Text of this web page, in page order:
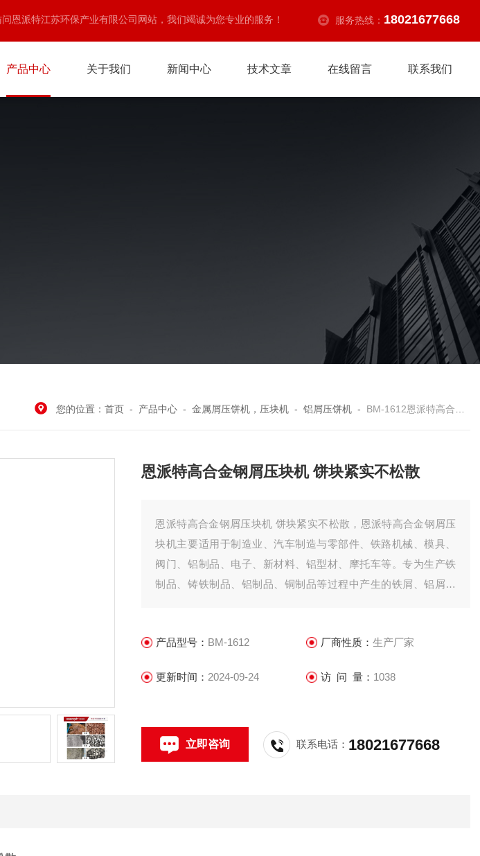
恩派特江苏环保产业有限公司网站，我们竭诚为您专业的服务！ 服务热线： 18021677668
产品中心 关于我们 新闻中心 技术文章 在线留言 联系我们
您的位置：首页 - 产品中心 -金属屑压饼机，压块机 -铝屑压饼机 - BM-1612恩派特高合金钢屑压块机 饼块紧实不松散
恩派特高合金钢屑压块机 饼块紧实不松散
恩派特高合金钢屑压块机 饼块紧实不松散，恩派特高合金钢屑压
块机主要适用于制造业、汽车制造与零部件、铁路机械、模具、
阀门、铝制品、电子、新材料、铝型材、摩托车等。专为生产铁
制品、铸铁制品、铝制品、铜制品等过程中产生的铁屑、铝屑、
产品型号： BM-1612 厂商性质： 生产厂家
更新时间： 2024-09-24 访 问 量： 1038
立即咨询 联系电话： 18021677668